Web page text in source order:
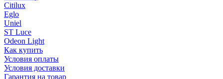
Citilux
Eglo
Uniel
ST Luce
Odeon Light
Как купить
Условия оплаты
Условия доставки
Гарантия на товар